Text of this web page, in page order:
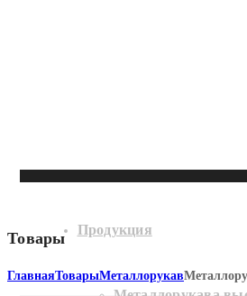
Продукция
Товары
ГлавнаяТоварыМеталлорукав